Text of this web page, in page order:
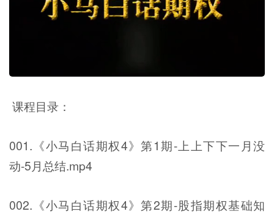
课程目录：
001.《小马白话期权4》第1期-上上下下一月没
动-5月总结.mp4
002.《小马白话期权4》第2期-股指期权基础知